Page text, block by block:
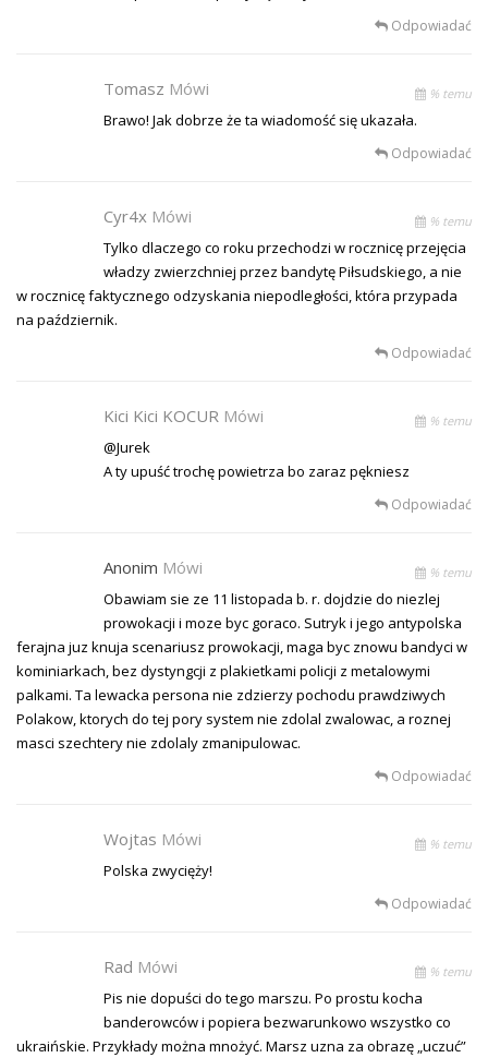
Odpowiadać
Tomasz Mówi % temu
Brawo! Jak dobrze że ta wiadomość się ukazała.
Odpowiadać
Cyr4x Mówi % temu
Tylko dlaczego co roku przechodzi w rocznicę przejęcia
władzy zwierzchniej przez bandytę Piłsudskiego, a nie
w rocznicę faktycznego odzyskania niepodległości, która przypada
na październik.
Odpowiadać
Kici Kici KOCUR Mówi % temu
@Jurek
A ty upuść trochę powietrza bo zaraz pękniesz
Odpowiadać
Anonim Mówi % temu
Obawiam sie ze 11 listopada b. r. dojdzie do niezlej
prowokacji i moze byc goraco. Sutryk i jego antypolska
ferajna juz knuja scenariusz prowokacji, maga byc znowu bandyci w
kominiarkach, bez dystyngcji z plakietkami policji z metalowymi
palkami. Ta lewacka persona nie zdzierzy pochodu prawdziwych
Polakow, ktorych do tej pory system nie zdolal zwalowac, a roznej
masci szechtery nie zdolaly zmanipulowac.
Odpowiadać
Wojtas Mówi % temu
Polska zwycięży!
Odpowiadać
Rad Mówi % temu
Pis nie dopuści do tego marszu. Po prostu kocha
banderowców i popiera bezwarunkowo wszystko co
ukraińskie. Przykłady można mnożyć. Marsz uzna za obrazę „uczuć”